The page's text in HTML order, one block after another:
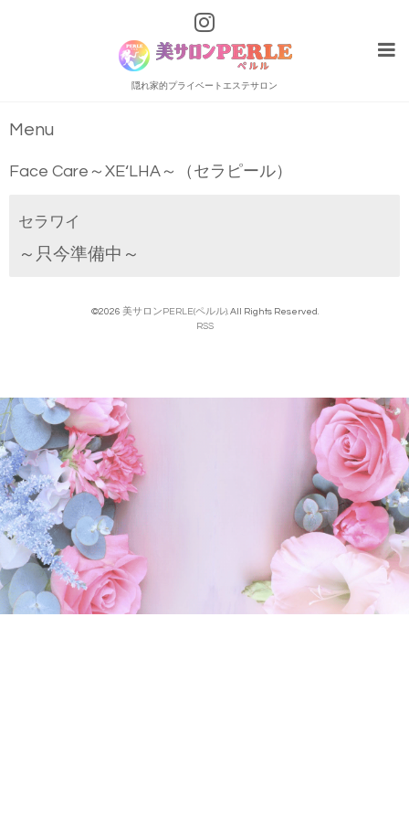
隠れ家的プライベートエステサロン
Menu
Face Care～XE‘LHA～（セラピール）
セラワイ
～只今準備中～
©2026 美サロンPERLE(ペルル). All Rights Reserved.
RSS